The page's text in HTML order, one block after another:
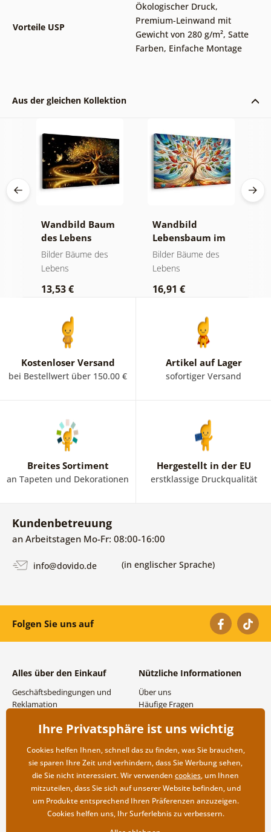
Vorteile USP
Ökologischer Druck,
Premium-Leinwand mit
Gewicht von 280 g/m², Satte
Farben, Einfache Montage
Aus der gleichen Kollektion
Wandbild Baum
des Lebens
goldene Magie
Bilder Bäume des
Lebens
13,53 €
Wandbild
Lebensbaum im
bunten
Glasfenster
Bilder Bäume des
Lebens
16,91 €
Kostenloser Versand
bei Bestellwert über 150.00 €
Artikel auf Lager
sofortiger Versand
Breites Sortiment
an Tapeten und Dekorationen
Hergestellt in der EU
erstklassige Druckqualität
Kundenbetreuung
an Arbeitstagen Mo-Fr: 08:00-16:00
info@dovido.de (in englischer Sprache)
Folgen Sie uns auf
Alles über den Einkauf
Geschäftsbedingungen und
Reklamation
Versand- und
Rücksendung der Ware
Nützliche Informationen
Über uns
Häufige Fragen
Großhandel und
Ihre Privatsphäre ist uns wichtig
Cookies helfen Ihnen, schnell das zu finden, was Sie brauchen,
sie sparen Ihre Zeit und verhindern, dass Sie Werbung sehen,
die Sie nicht interessiert. Wir verwenden cookies, um Ihnen
mitzuteilen, dass Sie sich auf unserer Website befinden, und
um Produkte entsprechend Ihren Präferenzen anzuzeigen.
Cookies helfen uns, Ihr Surferlebnis zu verbessern.